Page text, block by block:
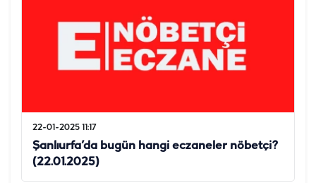
22-01-2025 11:17
Şanlıurfa’da bugün hangi eczaneler nöbetçi?
(22.01.2025)